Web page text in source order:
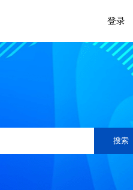
登录
搜索